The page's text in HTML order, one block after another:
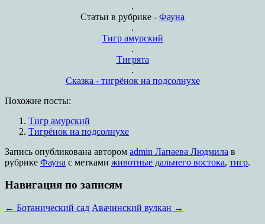
.
Статьи в рубрике - Фауна
.
Тигр амурский
.
Тигрята
.
Сказка - тигрёнок на подсолнухе
Похожие посты:
Тигр амурский
Тигрёнок на подсолнухе
Запись опубликована автором admin Лапаева Людмила в
рубрике Фауна с метками животные дальнего востока, тигр.
Навигация по записям
← Ботанический сад Авачинский вулкан →